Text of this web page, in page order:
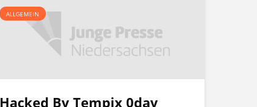
ALLGEMEIN
Hacked By Tempix 0day